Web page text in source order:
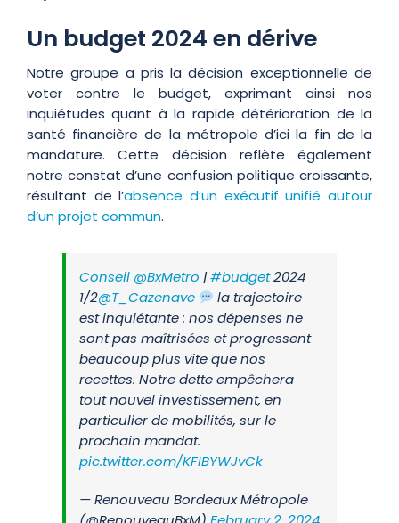
Un budget 2024 en dérive
Notre groupe a pris la décision exceptionnelle de
voter contre le budget, exprimant ainsi nos
inquiétudes quant à la rapide détérioration de la
santé financière de la métropole d’ici la fin de la
mandature. Cette décision reflète également
notre constat d’une confusion politique croissante,
résultant de l’absence d’un exécutif unifié autour
d’un projet commun.
Conseil @BxMetro |#budget2024
1/2@T_Cazenave
la trajectoire
est inquiétante : nos dépenses ne
sont pas maîtrisées et progressent
beaucoup plus vite que nos
recettes. Notre dette empêchera
tout nouvel investissement, en
particulier de mobilités, sur le
prochain mandat.
pic.twitter.com/KFIBYWJvCk
— Renouveau Bordeaux Métropole